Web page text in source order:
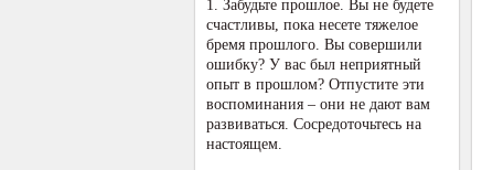
1. Забудьте прошлое. Вы не будете
счастливы, пока несете тяжелое
бремя прошлого. Вы совершили
ошибку? У вас был неприятный
опыт в прошлом? Отпустите эти
воспоминания – они не дают вам
развиваться. Сосредоточьтесь на
настоящем.